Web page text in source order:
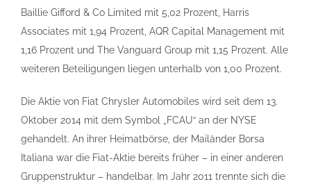
Baillie Gifford & Co Limited mit 5,02 Prozent, Harris
Associates mit 1,94 Prozent, AQR Capital Management mit
1,16 Prozent und The Vanguard Group mit 1,15 Prozent. Alle
weiteren Beteiligungen liegen unterhalb von 1,00 Prozent.
Die Aktie von Fiat Chrysler Automobiles wird seit dem 13.
Oktober 2014 mit dem Symbol „FCAU“ an der NYSE
gehandelt. An ihrer Heimatbörse, der Mailänder Borsa
Italiana war die Fiat-Aktie bereits früher – in einer anderen
Gruppenstruktur – handelbar. Im Jahr 2011 trennte sich die